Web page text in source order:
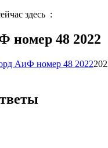
здесь :
номер 48 2022
АиФ номер 48 2022